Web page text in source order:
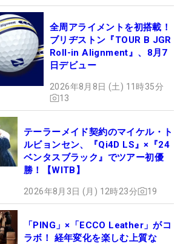
全周アライメントを初搭載！
ブリヂストン『TOUR B JGR
Roll-in Alignment』、8月7
日デビュー
2026年8月8日 (土) 11時35分
13
テーラーメイド契約のマイケル・ト
ルビョンセン、『Qi4D LS』×『24
ベンタスブラック』でツアー初優
勝！【WITB】
2026年8月3日 (月) 12時23分 19
「PING」×「ECCO Leather」がコ
ラボ！ 経年変化を楽しむ上質な